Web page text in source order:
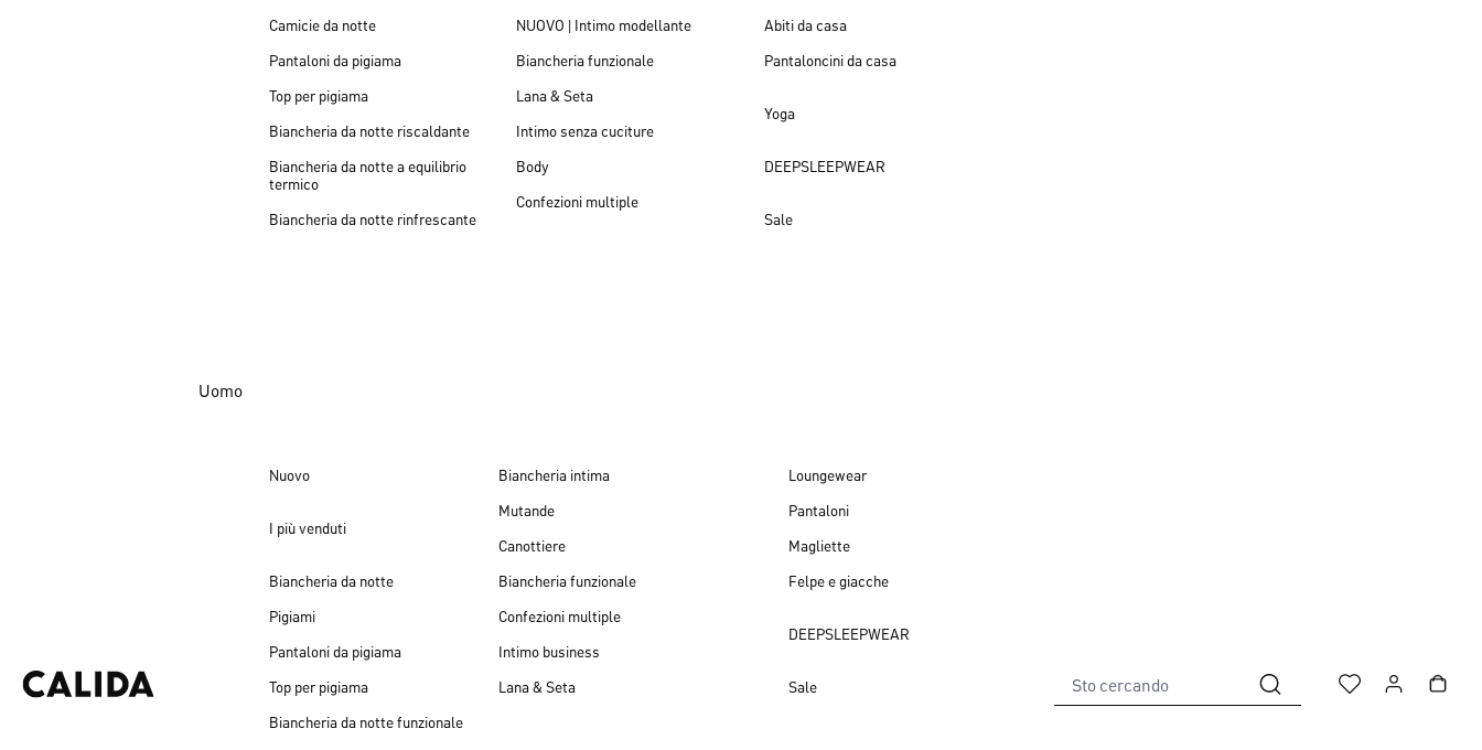
Camicie da notte
Pantaloni da pigiama
Top per pigiama
Biancheria da notte riscaldante
Biancheria da notte a equilibrio
termico
Biancheria da notte rinfrescante
NUOVO | Intimo modellante
Biancheria funzionale
Lana & Seta
Intimo senza cuciture
Body
Confezioni multiple
Abiti da casa
Pantaloncini da casa
Yoga
DEEPSLEEPWEAR
Sale
Uomo
Nuovo
I più venduti
Biancheria da notte
Pigiami
Pantaloni da pigiama
Top per pigiama
Biancheria da notte funzionale
Biancheria intima
Mutande
Canottiere
Biancheria funzionale
Confezioni multiple
Intimo business
Lana & Seta
Loungewear
Pantaloni
Magliette
Felpe e giacche
DEEPSLEEPWEAR
Sale